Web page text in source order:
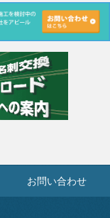
お問い合わせ